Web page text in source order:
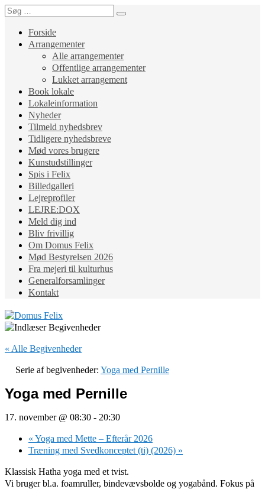
Forside
Arrangementer
Alle arrangementer
Offentlige arrangementer
Lukket arrangement
Book lokale
Lokaleinformation
Nyheder
Tilmeld nyhedsbrev
Tidligere nyhedsbreve
Mød vores brugere
Kunstudstillinger
Spis i Felix
Billedgalleri
Lejreprofiler
LEJRE:DOX
Meld dig ind
Bliv frivillig
Om Domus Felix
Mød Bestyrelsen 2026
Fra mejeri til kulturhus
Generalforsamlinger
Kontakt
« Alle Begivenheder
Serie af begivenheder: Yoga med Pernille
Yoga med Pernille
17. november @ 08:30 - 20:30
« Yoga med Mette – Efterår 2026
Træning med Svedkonceptet (ti) (2026) »
Klassisk Hatha yoga med et tvist.
Vi bruger bl.a. foamruller, bindevævsbolde og yogabånd. Fokus på